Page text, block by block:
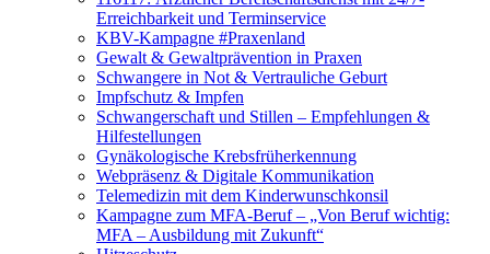
Erreichbarkeit und Terminservice
KBV-Kampagne #Praxenland
Gewalt & Gewaltprävention in Praxen
Schwangere in Not & Vertrauliche Geburt
Impfschutz & Impfen
Schwangerschaft und Stillen – Empfehlungen &
Hilfestellungen
Gynäkologische Krebsfrüherkennung
Webpräsenz & Digitale Kommunikation
Telemedizin mit dem Kinderwunschkonsil
Kampagne zum MFA-Beruf – „Von Beruf wichtig:
MFA – Ausbildung mit Zukunft“